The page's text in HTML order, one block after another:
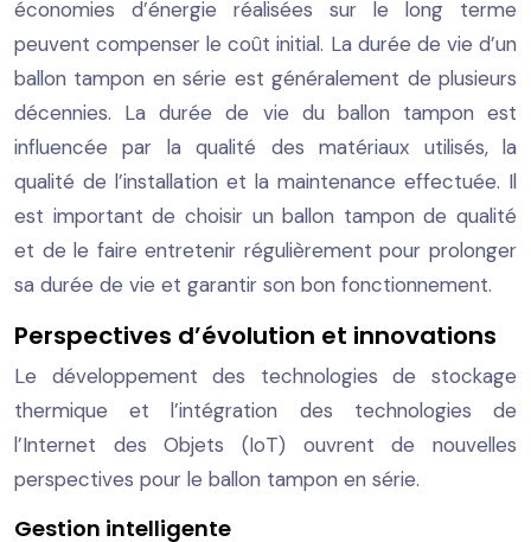
économies d’énergie réalisées sur le long terme
peuvent compenser le coût initial. La durée de vie d’un
ballon tampon en série est généralement de plusieurs
décennies. La durée de vie du ballon tampon est
influencée par la qualité des matériaux utilisés, la
qualité de l’installation et la maintenance effectuée. Il
est important de choisir un ballon tampon de qualité
et de le faire entretenir régulièrement pour prolonger
sa durée de vie et garantir son bon fonctionnement.
Perspectives d’évolution et innovations
Le développement des technologies de stockage
thermique et l’intégration des technologies de
l’Internet des Objets (IoT) ouvrent de nouvelles
perspectives pour le ballon tampon en série.
Gestion intelligente